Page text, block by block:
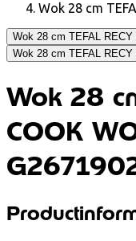
Wok 28 cm
Wok 28 cm TEFAL RECY
Wok 28 cm TEFAL RECY
Wok 28
COOK